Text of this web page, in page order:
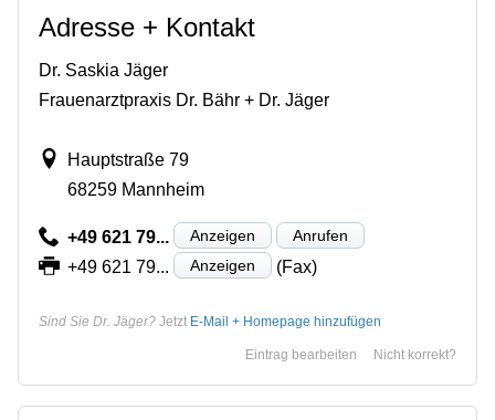
Adresse + Kontakt
Dr. Saskia Jäger
Frauenarztpraxis Dr. Bähr + Dr. Jäger
Hauptstraße 79
68259 Mannheim
+49 621 79... Anzeigen Anrufen
+49 621 79... Anzeigen (Fax)
Sind Sie Dr. Jäger? Jetzt E-Mail + Homepage hinzufügen
Nicht korrekt?
Eintrag bearbeiten